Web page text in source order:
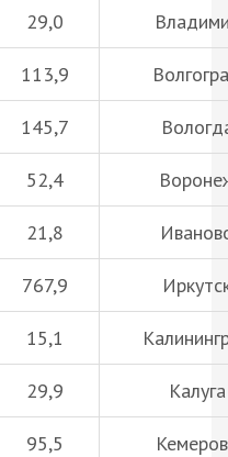
29,0
113,9
145,7
52,4
21,8
767,9
15,1
29,9 Калуга
95,5